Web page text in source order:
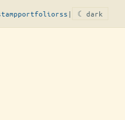
portfoliorss| ☾ dark